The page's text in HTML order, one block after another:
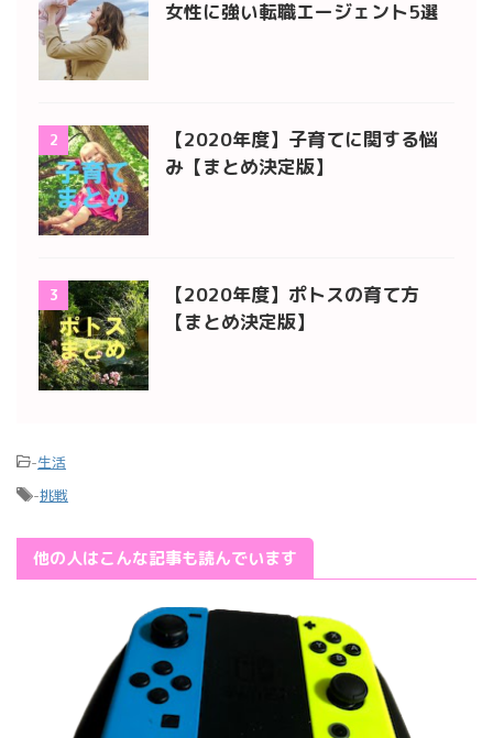
女性に強い転職エージェント5選
2
【2020年度】子育てに関する悩
み【まとめ決定版】
3
【2020年度】ポトスの育て方
【まとめ決定版】
-生活
-挑戦
他の人はこんな記事も読んでいます